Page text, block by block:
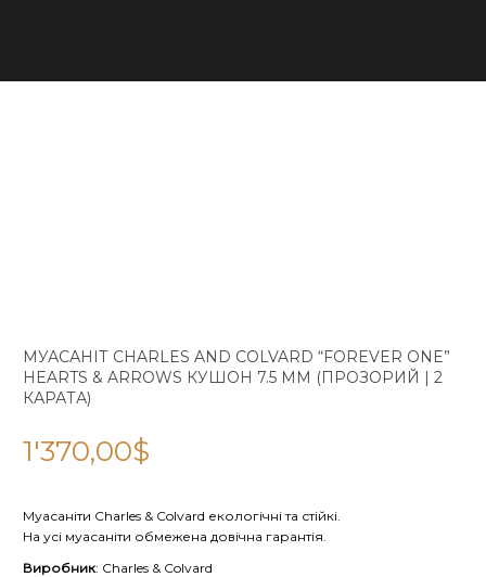
МУАСАНІТ CHARLES AND COLVARD “FOREVER ONE”
HEARTS & ARROWS КУШОН 7.5 ММ (ПРОЗОРИЙ | 2
КАРАТА)
1'370,00$
Муасаніти Charles & Colvard екологічні та стійкі.
На усі муасаніти обмежена довічна гарантія.
Виробник: Charles & Colvard